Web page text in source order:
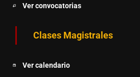
Ver convocatorias
Clases Magistrales
Ver calendario